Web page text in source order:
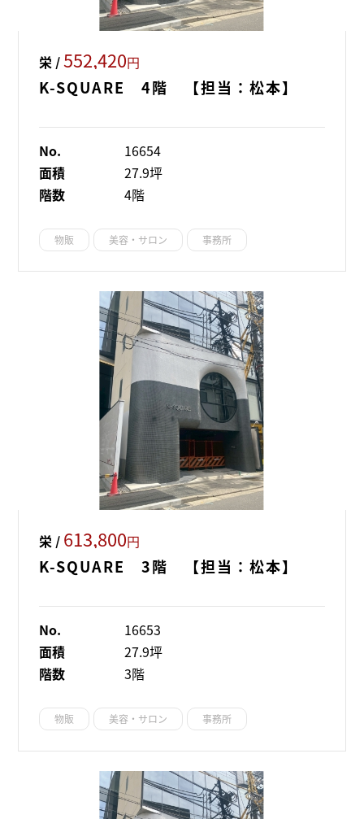
栄 /552,420円
K-SQUARE 4階 【担当：松本】
No.
16654
面積
27.9坪
階数
4階
物販 美容・サロン 事務所
栄 / 613,800円
K-SQUARE 3階 【担当：松本】
No.
16653
面積
27.9坪
階数
3階
物販 美容・サロン 事務所